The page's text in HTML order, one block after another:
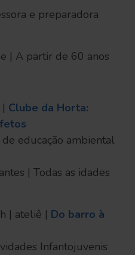
e preparadora
| A partir de 60 anos
Clube da Horta:
educação ambiental
| Todas as idades
| ateliê | Do barro à
Infantojuvenis